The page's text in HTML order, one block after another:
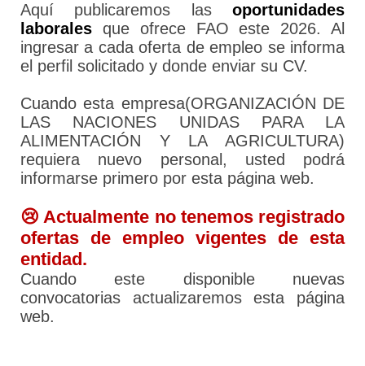
Aquí publicaremos las oportunidades
laborales que ofrece FAO este 2026. Al
ingresar a cada oferta de empleo se informa
el perfil solicitado y donde enviar su CV.
Cuando esta empresa(ORGANIZACIÓN DE
LAS NACIONES UNIDAS PARA LA
ALIMENTACIÓN Y LA AGRICULTURA)
requiera nuevo personal, usted podrá
informarse primero por esta página web.
😢 Actualmente no tenemos registrado
ofertas de empleo vigentes de esta
entidad.
Cuando este disponible nuevas
convocatorias actualizaremos esta página
web.